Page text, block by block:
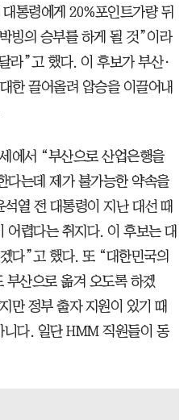
통령에게 20%포인트가량 뒤
빙의 승부를 하게 될 것”이라
라”고 했다. 이 후보가 부산·
한 끌어올려 압승을 이끌어내
에서 “부산으로 산업은행을
다는데 제가 불가능한 약속을
열 전 대통령이 지난 대선 때
어렵다는 취지다. 이 후보는 대
다”고 했다. 또 “대한민국의
산으로 옮겨 오도록 하겠
만 정부 출자 지원이 있기 때
니다. 일단 HMM 직원들이 동